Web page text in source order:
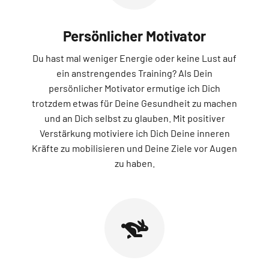
Persönlicher Motivator
Du hast mal weniger Energie oder keine Lust auf
ein anstrengendes Training? Als Dein
persönlicher Motivator ermutige ich Dich
trotzdem etwas für Deine Gesundheit zu machen
und an Dich selbst zu glauben. Mit positiver
Verstärkung motiviere ich Dich Deine inneren
Kräfte zu mobilisieren und Deine Ziele vor Augen
zu haben.